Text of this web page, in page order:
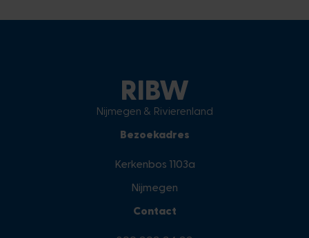
RIBW
Nijmegen & Rivierenland
Bezoekadres
Kerkenbos 1103a
Nijmegen
Contact